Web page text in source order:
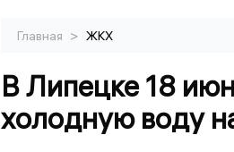
Главная > ЖКХ
В Липецке 18
холодную воду